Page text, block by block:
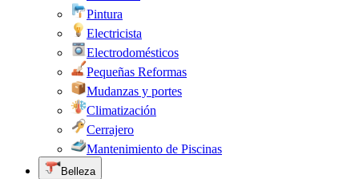
Pintura
Electricista
Electrodomésticos
Pequeñas Reformas
Mudanzas y portes
Climatización
Cerrajero
Mantenimiento de Piscinas
Belleza